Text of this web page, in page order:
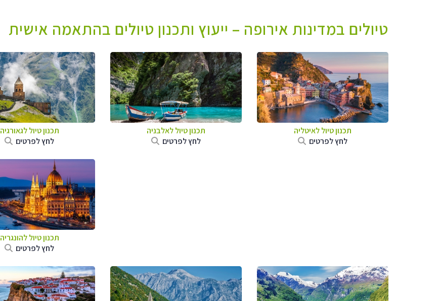
טיולים במדינות אירופה – ייעוץ ותכנון טיולים בהתאמה אישית
תכנון טיול לאיטליה
לחץ לפרטים
תכנון טיול לאלבניה
לחץ לפרטים
תכנון טיול לגאורגיה
לחץ לפרטים
תכנון טיול להונגריה
לחץ לפרטים